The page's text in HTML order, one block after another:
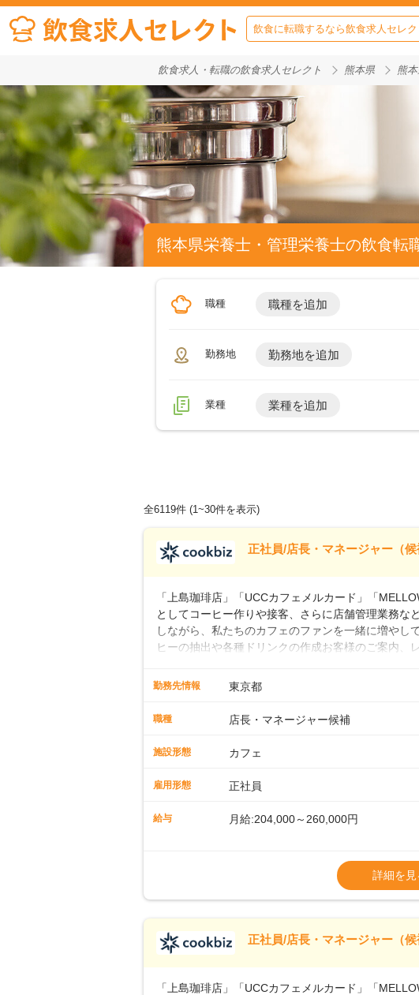
飲食に転職するなら飲食求人セレク
飲食求人・転職の飲食求人セレクト 熊本県 熊
熊本県栄養士・管理栄養士の飲食転
職種 職種を追加
勤務地 勤務地を追加
業種 業種を追加
全6119件 (1~30件を表示)
正社員/店長・マネージャー（
「上島珈琲店」「UCCカフェメルカード」「
としてコーヒー作りや接客、さらに店舗管理業務な
しながら、私たちのカフェのファンを一緒に増やし
ヒーの抽出や各種ドリンクの作成お客様のご案内、
先輩スタッフが丁寧に教えます。スタッフは20代か
に馴染める環境です。「カフェの接客は初めて」と
もお任せしていきます。「店舗のマネジメントなん
ーへのステップアップもあり！長期のキャリア形成
勤務先情報 東京都
職種 店長・マネージャー候補
施設形態 カフェ
雇用形態 正社員
給与 月給:204,000～260,000円
※経験・スキルを考慮の上、決定しま
※別途、残業代および各種手当あり
※試用期間なし
■店長職： ・西日本／月給26万
■年収例・一般職：年収300万円／月
詳細を見
正社員/店長・マネージャー（
「上島珈琲店」「UCCカフェメルカード」「